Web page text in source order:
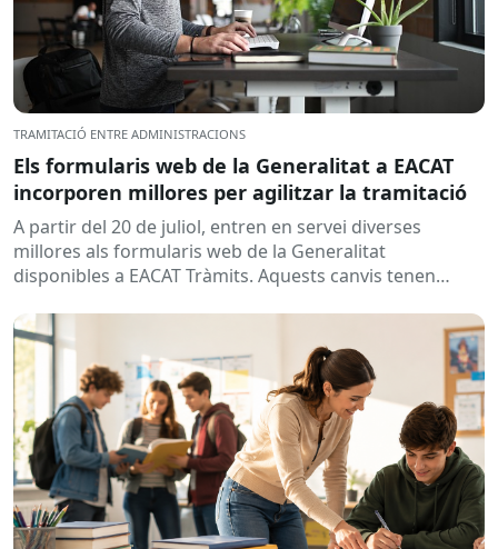
TRAMITACIÓ ENTRE ADMINISTRACIONS
Els formularis web de la Generalitat a EACAT
incorporen millores per agilitzar la tramitació
A partir del 20 de juliol, entren en servei diverses
millores als formularis web de la Generalitat
disponibles a EACAT Tràmits. Aquests canvis tenen